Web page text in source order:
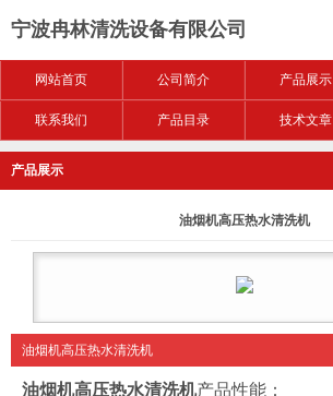
宁波冉林清洗设备有限公司
网站首页 公司简介 产品展示
联系我们 产品目录 技术文章
产品展示
油烟机高压热水清洗机
油烟机高压热水清洗机
油烟机高压热水清洗机产品性能：